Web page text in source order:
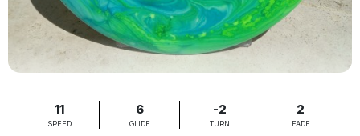
11
SPEED
6
GLIDE
-2
TURN
2
FADE